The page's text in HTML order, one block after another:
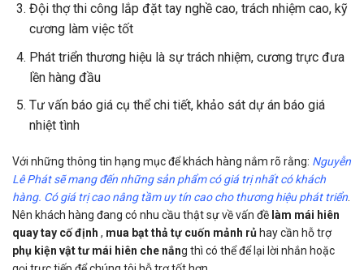
Đội thợ thi công lắp đặt tay nghề cao, trách nhiệm cao, kỹ
cương làm việc tốt
Phát triển thương hiệu là sự trách nhiệm, cương trực đưa
lền hàng đầu
Tư vấn báo giá cụ thể chi tiết, khảo sát dự án báo giá
nhiệt tình
Với những thông tin hạng mục để khách hàng nắm rõ rằng: Nguyễn
Lê Phát sẽ mang đến những sản phẩm có giá trị nhất có khách
hàng. Có giá trị cao nâng tầm uy tín cao cho thương hiệu phát triển
Nên khách hàng đang có nhu cầu thật sự về vấn đề làm mái hiên
quay tay cố định , mua bạt thả tự cuốn mảnh rủ hay cần hỗ trợ
phụ kiện vật tư mái hiên che nắng thì có thể để lại lời nhắn hoặc